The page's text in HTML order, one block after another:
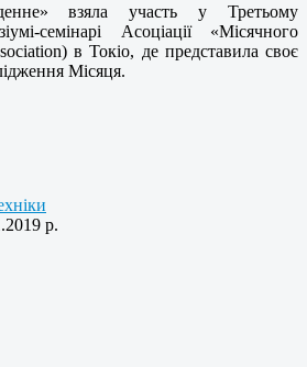
взяла участь у Третьому
семінарі Асоціації «Місячного
в Токіо, де представила своє
Місяця.
р.